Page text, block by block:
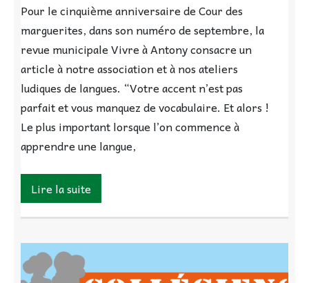
Pour le cinquième anniversaire de Cour des
marguerites, dans son numéro de septembre, la
revue municipale Vivre à Antony consacre un
article à notre association et à nos ateliers
ludiques de langues. “Votre accent n’est pas
parfait et vous manquez de vocabulaire. Et alors !
Le plus important lorsque l’on commence à
apprendre une langue,
Lire la suite